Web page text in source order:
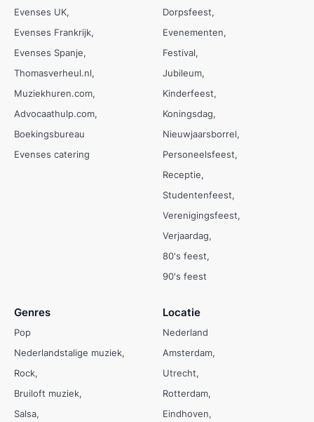
Evenses UK
Evenses Frankrijk
Evenses Spanje
Thomasverheul.nl
Muziekhuren.com
Advocaathulp.com
Boekingsbureau
Evenses catering
Dorpsfeest
Evenementen
Festival
Jubileum
Kinderfeest
Koningsdag
Nieuwjaarsborrel
Personeelsfeest
Receptie
Studentenfeest
Verenigingsfeest
Verjaardag
80's feest
90's feest
Genres
Pop
Nederlandstalige muziek
Rock
Bruiloft muziek
Salsa
Locatie
Nederland
Amsterdam
Utrecht
Rotterdam
Eindhoven